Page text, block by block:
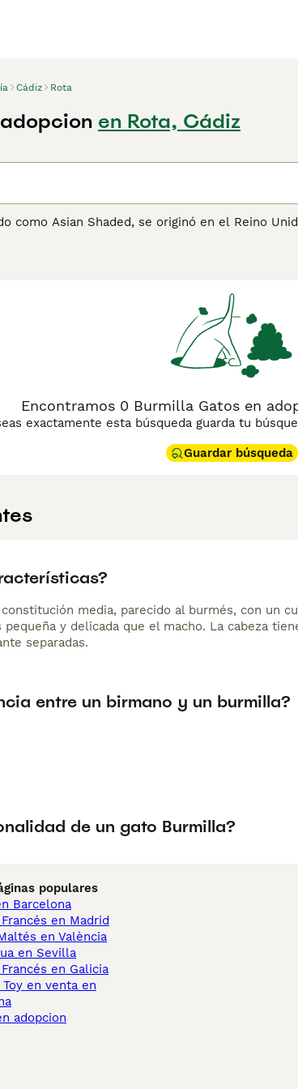
Cádiz Rota
en Rota, Cádiz
como Asian Shaded, se originó en el Reino
producirá descendencia Burmilla), también
grupo de gatos estrechamente relacionado
el Bombay y el Tiffanie (una variedad asiática de
esta descendencia plateada de
largo", gen heredado del Persian Chinchilla.
en incluir un buen temperamento como parte de
Encontramos 0 Burmilla Gatos en
exactamente esta búsqueda guarda tu
Guardar búsqueda
media, parecido al burmés, con un
pequeña y delicada que el macho. La cabeza
separadas.
entre un birmano y un burmilla?
de un gato Burmilla?
populares
Barcelona
en Madrid
en València
en Sevilla
en Galicia
Toy en venta en
adopcion